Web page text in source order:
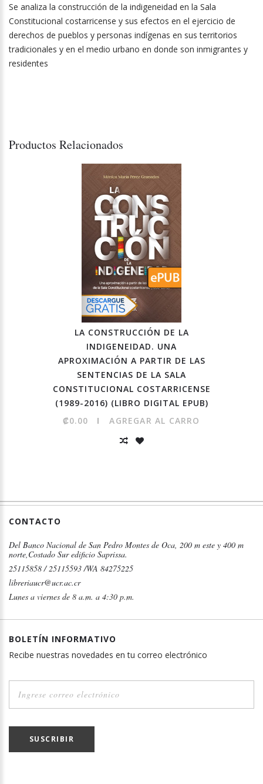
Se analiza la construcción de la indigeneidad en la Sala
Constitucional costarricense y sus efectos en el ejercicio de
derechos de pueblos y personas indígenas en sus territorios
tradicionales y en el medio urbano en donde son inmigrantes y
residentes
Productos Relacionados
LA CONSTRUCCIÓN DE LA
INDIGENEIDAD. UNA
APROXIMACIÓN A PARTIR DE LAS
SENTENCIAS DE LA SALA
CONSTITUCIONAL COSTARRICENSE
(1989-2016) (LIBRO DIGITAL EPUB)
₡0.00
AGREGAR AL CARRO
CONTACTO
Del Banco Nacional de San Pedro Montes de Oca, 200 m este y 400 m
norte,Costado Sur edificio Saprissa.
25115858 / 25115593 /WA 84275225
libreriaucr@ucr.ac.cr
Lunes a viernes de 8 a.m. a 4:30 p.m.
BOLETÍN INFORMATIVO
Recibe nuestras novedades en tu correo electrónico
SUSCRIBIR